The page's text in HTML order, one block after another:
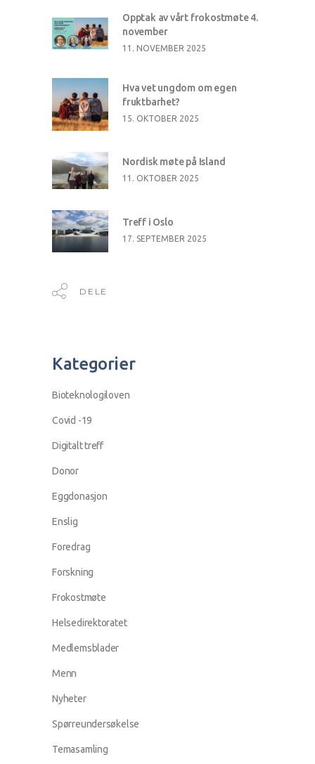
Opptak av vårt frokostmøte 4.
november
11. NOVEMBER 2025
Hva vet ungdom om egen
fruktbarhet?
15. OKTOBER 2025
Nordisk møte på Island
11. OKTOBER 2025
Treff i Oslo
17. SEPTEMBER 2025
DELE
Kategorier
Bioteknologiloven
Covid -19
Digitalt treff
Donor
Eggdonasjon
Enslig
Foredrag
Forskning
Frokostmøte
Helsedirektoratet
Medlemsblader
Menn
Nyheter
Spørreundersøkelse
Temasamling